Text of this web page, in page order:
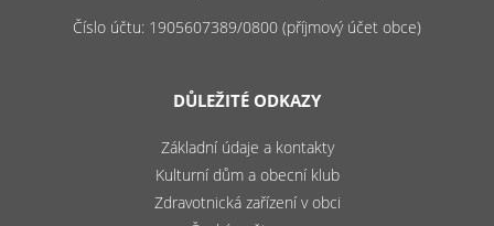
Číslo účtu: 1905607389/0800 (příjmový účet obce)
DŮLEŽITÉ ODKAZY
Základní údaje a kontakty
Kulturní dům a obecní klub
Zdravotnická zařízení v obci